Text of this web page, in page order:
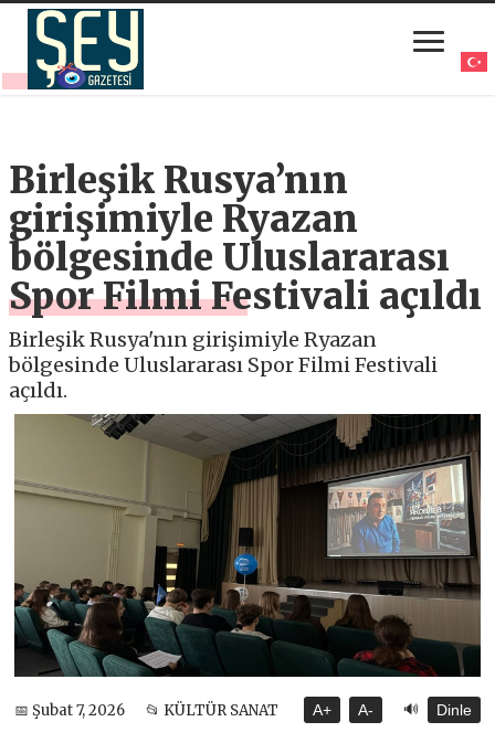
Birleşik Rusya’nın
girişimiyle Ryazan
bölgesinde Uluslararası
Spor Filmi Festivali açıldı
Birleşik Rusya'nın girişimiyle Ryazan
bölgesinde Uluslararası Spor Filmi Festivali
açıldı.
📅 Şubat 7, 2026 📂 KÜLTÜR SANAT A+ A- 🔊 Dinle